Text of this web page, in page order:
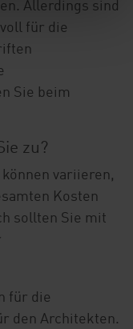
Allerdings sind
für die
Sie beim
zu?
variieren,
Kosten
sollten Sie mit
für die
den Architekten.